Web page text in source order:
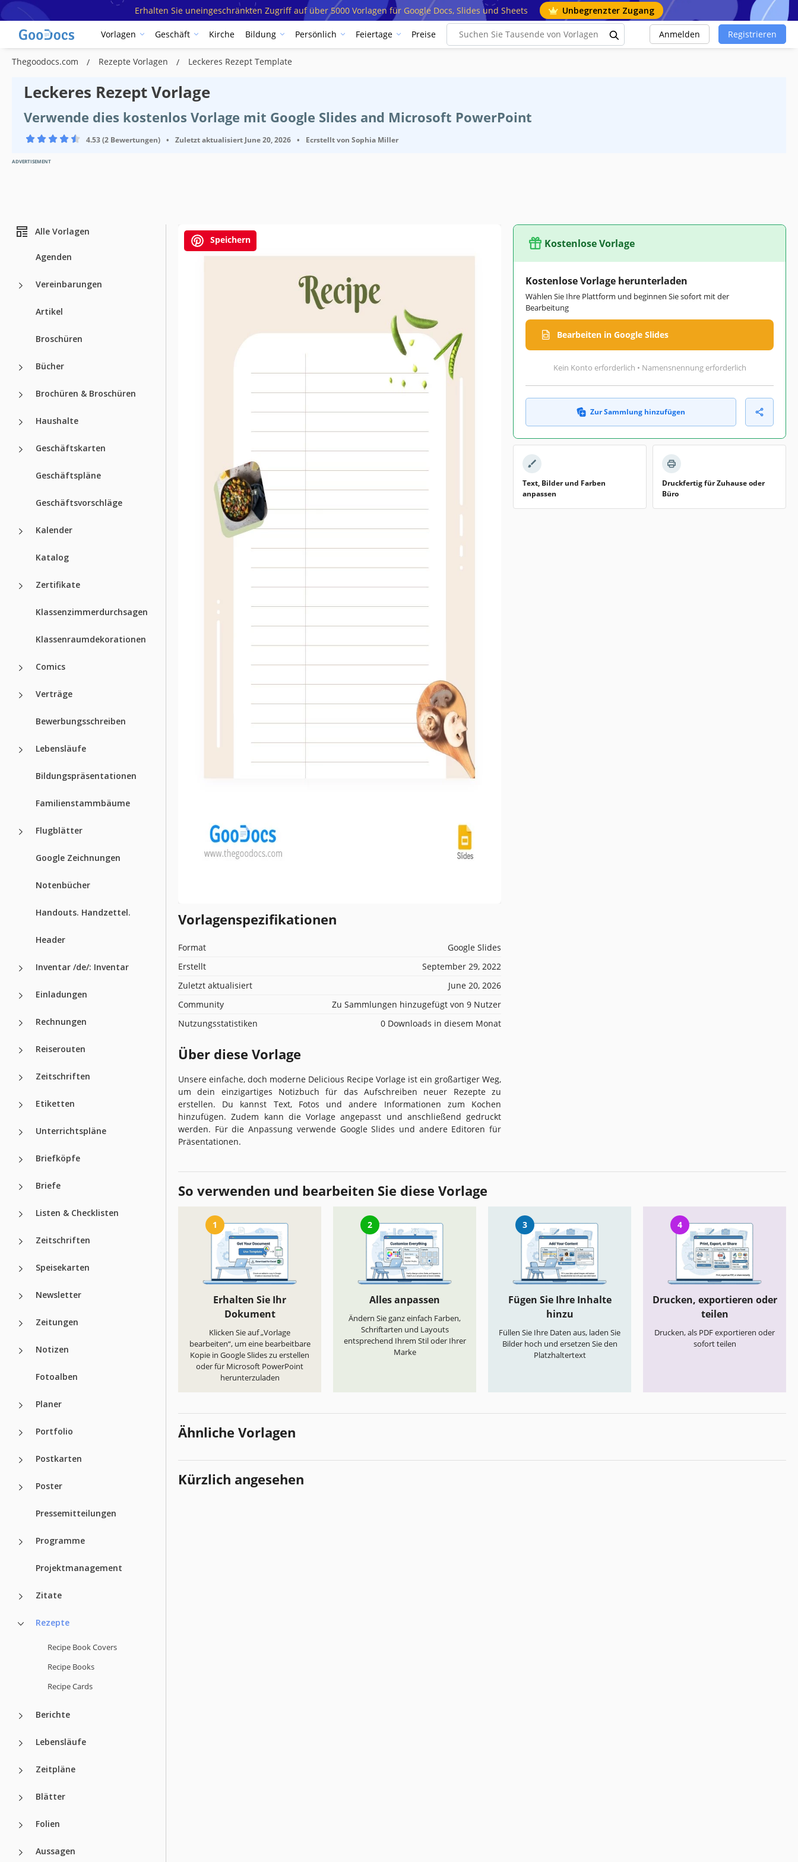
Erhalten Sie uneingeschränkten Zugriff auf über 5000 Vorlagen für Google Docs, Slides und Sheets Unbegrenzter Zugang
Vorlagen Geschäft Kirche Bildung Persönlich Feiertage Preise Anmelden Registrieren
Thegoodocs.com Rezepte Vorlagen Leckeres Rezept Template
Leckeres Rezept Vorlage
Verwende dies kostenlos Vorlage mit Google Slides and Microsoft PowerPoint
4.53 (2 Bewertungen) • Zuletzt aktualisiert June 20, 2026 • Ecrstellt von Sophia Miller
ADVERTISEMENT
Alle Vorlagen
Agenden
Vereinbarungen
Artikel
Broschüren
Bücher
Brochüren & Broschüren
Haushalte
Geschäftskarten
Geschäftspläne
Geschäftsvorschläge
Kalender
Katalog
Zertifikate
Klassenzimmerdurchsagen
Klassenraumdekorationen
Comics
Verträge
Bewerbungsschreiben
Lebensläufe
Bildungspräsentationen
Familienstammbäume
Flugblätter
Google Zeichnungen
Notenbücher
Handouts. Handzettel.
Header
Inventar /de/: Inventar
Einladungen
Rechnungen
Reiserouten
Zeitschriften
Etiketten
Unterrichtspläne
Briefköpfe
Briefe
Listen & Checklisten
Zeitschriften
Speisekarten
Newsletter
Zeitungen
Notizen
Fotoalben
Planer
Portfolio
Postkarten
Poster
Pressemitteilungen
Programme
Projektmanagement
Zitate
Rezepte
Recipe Book Covers
Recipe Books
Recipe Cards
Berichte
Lebensläufe
Zeitpläne
Blätter
Folien
Aussagen
Speichern
Vorlagenspezifikationen
Format
Google Slides
Erstellt
September 29, 2022
Zuletzt aktualisiert
June 20, 2026
Community
Zu Sammlungen hinzugefügt von 9 Nutzer
Nutzungsstatistiken
0 Downloads in diesem Monat
Über diese Vorlage
Unsere einfache, doch moderne Delicious Recipe Vorlage ist ein großartiger Weg,
um dein einzigartiges Notizbuch für das Aufschreiben neuer Rezepte zu
erstellen. Du kannst Text, Fotos und andere Informationen zum Kochen
hinzufügen. Zudem kann die Vorlage angepasst und anschließend gedruckt
werden. Für die Anpassung verwende Google Slides und andere Editoren für
Präsentationen.
Kostenlose Vorlage
Kostenlose Vorlage herunterladen
Wählen Sie Ihre Plattform und beginnen Sie sofort mit der
Bearbeitung
Bearbeiten in Google Slides
Kein Konto erforderlich • Namensnennung erforderlich
Zur Sammlung hinzufügen
Text, Bilder und Farben
anpassen
Druckfertig für Zuhause oder
Büro
So verwenden und bearbeiten Sie diese Vorlage
1
Erhalten Sie Ihr
Dokument
Klicken Sie auf „Vorlage
bearbeiten“, um eine bearbeitbare
Kopie in Google Slides zu erstellen
oder für Microsoft PowerPoint
herunterzuladen
2
Alles anpassen
Ändern Sie ganz einfach Farben,
Schriftarten und Layouts
entsprechend Ihrem Stil oder Ihrer
Marke
3
Fügen Sie Ihre Inhalte
hinzu
Füllen Sie Ihre Daten aus, laden Sie
Bilder hoch und ersetzen Sie den
Platzhaltertext
4
Drucken, exportieren oder
teilen
Drucken, als PDF exportieren oder
sofort teilen
Ähnliche Vorlagen
Kürzlich angesehen